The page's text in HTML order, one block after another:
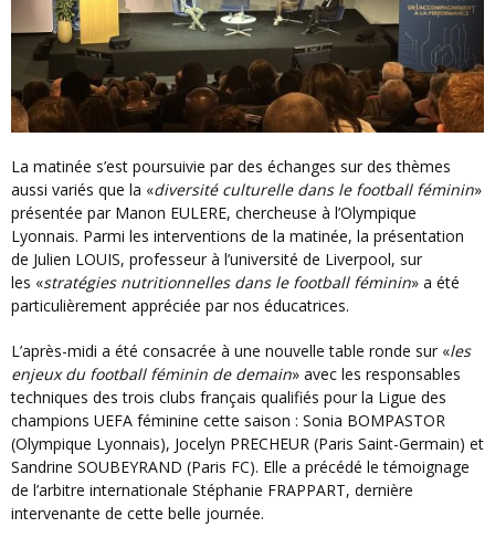
La matinée s’est poursuivie par des échanges sur des thèmes
aussi variés que la «diversité culturelle dans le football féminin»
présentée par Manon EULERE, chercheuse à l’Olympique
Lyonnais. Parmi les interventions de la matinée, la présentation
de Julien LOUIS, professeur à l’université de Liverpool, sur
les «stratégies nutritionnelles dans le football féminin» a été
particulièrement appréciée par nos éducatrices.
L’après-midi a été consacrée à une nouvelle table ronde sur «les
enjeux du football féminin de demain» avec les responsables
techniques des trois clubs français qualifiés pour la Ligue des
champions UEFA féminine cette saison : Sonia BOMPASTOR
(Olympique Lyonnais), Jocelyn PRECHEUR (Paris Saint-Germain) et
Sandrine SOUBEYRAND (Paris FC). Elle a précédé le témoignage
de l’arbitre internationale Stéphanie FRAPPART, dernière
intervenante de cette belle journée.